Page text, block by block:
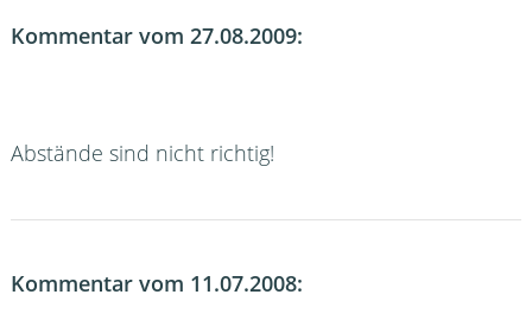
Kommentar vom 27.08.2009:
Abstände sind nicht richtig!
Kommentar vom 11.07.2008: